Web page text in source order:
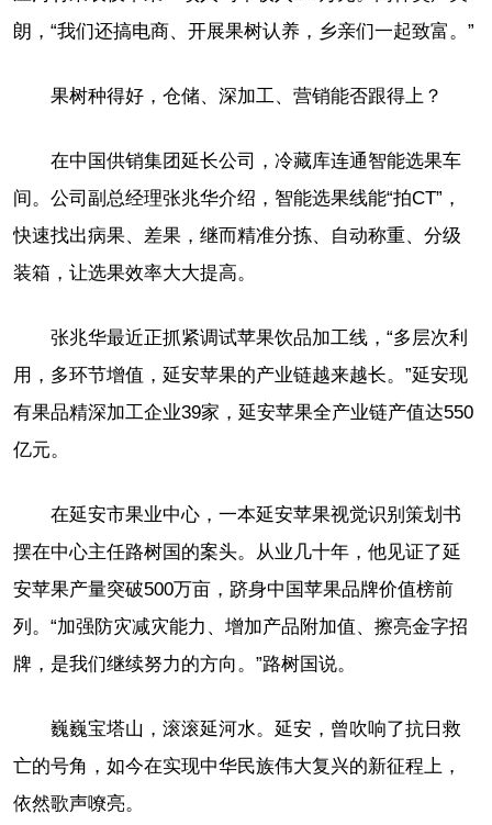
朗，“我们还搞电商、开展果树认养，乡亲们一起致富。”
果树种得好，仓储、深加工、营销能否跟得上？
在中国供销集团延长公司，冷藏库连通智能选果车
间。公司副总经理张兆华介绍，智能选果线能“拍CT”，
快速找出病果、差果，继而精准分拣、自动称重、分级
装箱，让选果效率大大提高。
张兆华最近正抓紧调试苹果饮品加工线，“多层次利
用，多环节增值，延安苹果的产业链越来越长。”延安现
有果品精深加工企业39家，延安苹果全产业链产值达550
亿元。
在延安市果业中心，一本延安苹果视觉识别策划书
摆在中心主任路树国的案头。从业几十年，他见证了延
安苹果产量突破500万亩，跻身中国苹果品牌价值榜前
列。“加强防灾减灾能力、增加产品附加值、擦亮金字招
牌，是我们继续努力的方向。”路树国说。
巍巍宝塔山，滚滚延河水。延安，曾吹响了抗日救
亡的号角，如今在实现中华民族伟大复兴的新征程上，
依然歌声嘹亮。